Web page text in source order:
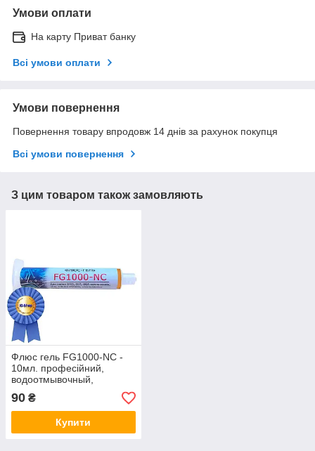
Умови оплати
На карту Приват банку
Всі умови оплати
Умови повернення
Повернення товару впродовж 14 днів за рахунок покупця
Всі умови повернення
З цим товаром також замовляють
Флюс гель FG1000-NC -
10мл. професійний,
водоотмывочный,
водосмываемый
90 ₴
Купити